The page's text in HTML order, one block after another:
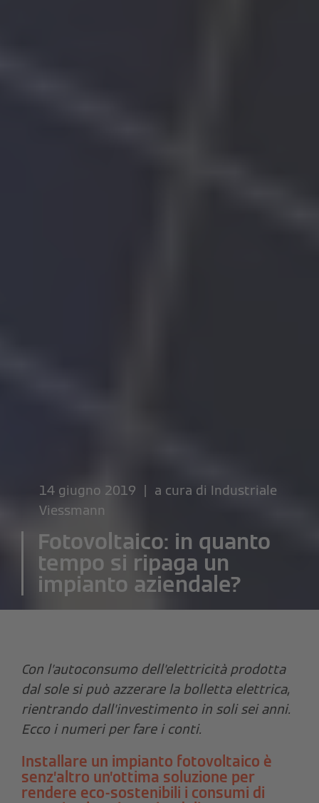
14 giugno 2019 | a cura di Industriale
Viessmann
Fotovoltaico: in quanto
tempo si ripaga un
impianto aziendale?
Con l’autoconsumo dell’elettricità prodotta
dal sole si può azzerare la bolletta elettrica,
rientrando dall’investimento in soli sei anni.
Ecco i numeri per fare i conti.
Installare un impianto fotovoltaico è
senz’altro un’ottima soluzione per
rendere eco-sostenibili i consumi di